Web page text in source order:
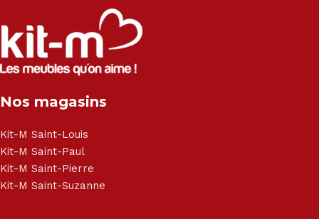
Nos magasins
Kit-M Saint-Louis
Kit-M Saint-Paul
Kit-M Saint-Pierre
Kit-M Saint-Suzanne